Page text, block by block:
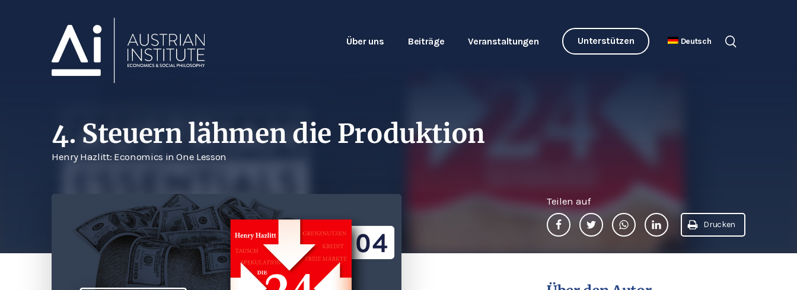
Über uns Beiträge Veranstaltungen Unterstützen Deutsch
4. Steuern lähmen die Produktion
Henry Hazlitt: Economics in One Lesson
Teilen auf
Drucken